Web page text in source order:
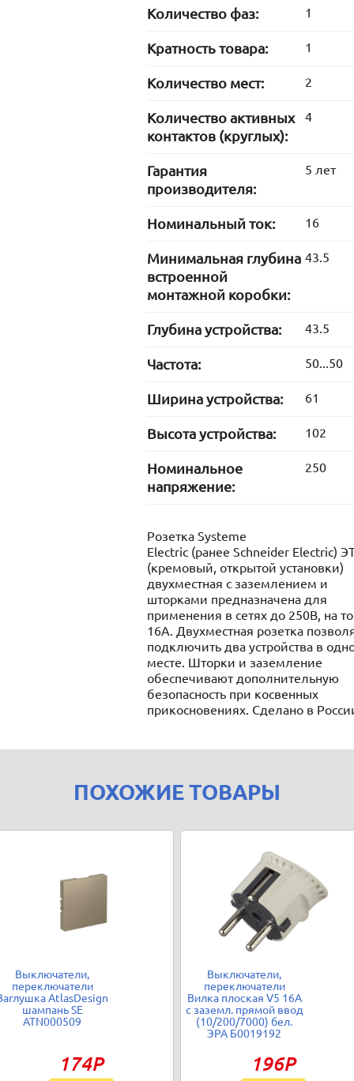
Количество фаз: 1
Кратность товара: 1
Количество мест: 2
Количество активных
контактов (круглых):
4
Гарантия
производителя:
5 лет
Номинальный ток: 16
Минимальная глубина
встроенной
монтажной коробки:
43.5
Глубина устройства: 43.5
Частота: 50...50
Ширина устройства: 61
Высота устройства: 102
Номинальное
напряжение:
250
Розетка Systeme
Electric (ранее Schneider Electric)
(кремовый, открытой установки)
двухместная с заземлением и
шторками предназначена для
применения в сетях до 250В, на
16А. Двухместная розетка
подключить два устройства в
месте. Шторки и заземление
обеспечивают дополнительную
безопасность при косвенных
прикосновениях. Сделано в
ПОХОЖИЕ ТОВАРЫ
Выключатели,
переключатели
AtlasDesign
шампань SE
ATN000509
174Р
Выключатели,
переключатели
Вилка плоская V5 16А
с заземл. прямой ввод
(10/200/7000) бел.
ЭРА Б0019192
196Р